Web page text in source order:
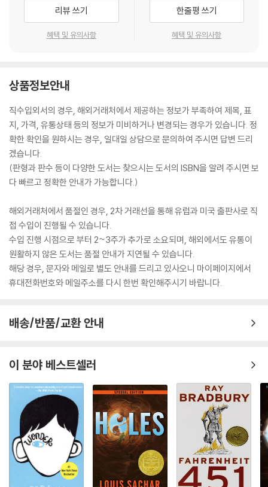
리뷰 쓰기
혜택 및 유의사항
한줄평 쓰기
혜택 및 유의사항
상품정보안내
직수입외서의 경우, 해외거래처에서 제공하는 정보가 부족하여 제목, 표
지, 가격, 유통상태 등의 정보가 미비하거나 변경되는 경우가 있습니다. 정
확한 확인을 원하시는 경우, 일대일 상담으로 문의하여 주시면 답변 드리
겠습니다.
(판형과 판수 등이 다양한 도서는 찾으시는 도서의 ISBN을 알려 주시면 보
다 빠르고 정확한 안내가 가능합니다.)
해외거래처에서 품절인 경우, 2차 거래선을 통해 유럽과 미국 출판사로 직
접 수입이 진행될 수 있습니다.
수입 진행 시점으로 부터 2~3주가 추가로 소요되며, 해외에서도 유통이
원활하지 않은 도서는 품절 안내가 지연될 수 있습니다.
해당 경우, 문자와 메일로 별도 안내를 드리고 있사오니 마이페이지에서
휴대전화번호와 메일주소를 다시 한번 확인해주시기 바랍니다.
배송/반품/교환 안내
이 분야 베스트셀러